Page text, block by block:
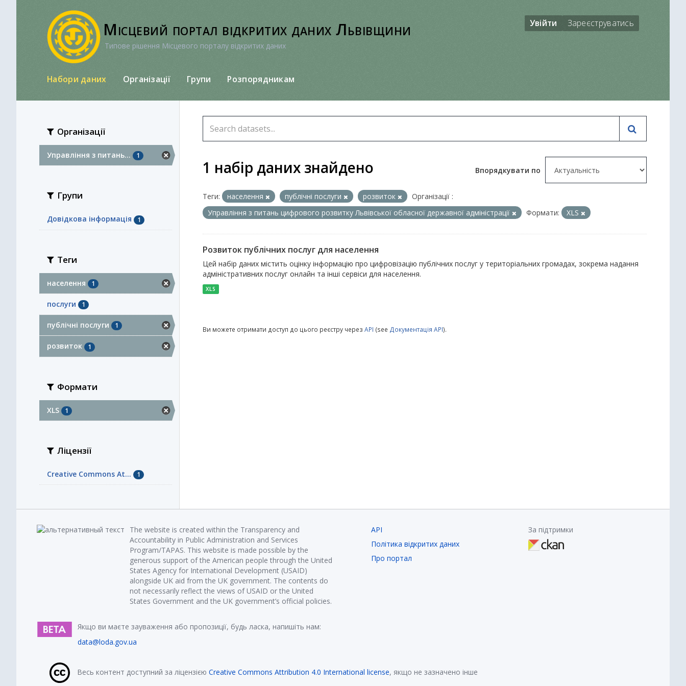
Місцевий портал відкритих даних Львівщини
Типове рішення Місцевого порталу відкритих даних
Увійти Зареєструватись
Набори даних Організації Групи Розпорядникам
Організації
Управління з питань... 1
Групи
Довідкова інформація 1
Теги
населення 1
послуги 1
публічні послуги 1
розвиток 1
Формати
XLS 1
Ліцензії
Creative Commons At... 1
Впорядкувати по
1 набір даних знайдено
Теги: населення публічні послуги розвиток
Організації :
Управління з питань цифрового розвитку Львівської обласної державної адміністрації
Формати: XLS
Розвиток публічних послуг для населення
Цей набір даних містить оцінку інформацію про цифровізацію публічних послуг у територіальних громадах, зокрема надання
адміністративних послуг онлайн та інші сервіси для населення.
XLS
Ви можете отримати доступ до цього реєстру через API (see Документація API).
The website is created within the Transparency and
Accountability in Public Administration and Services
Program/TAPAS. This website is made possible by the
generous support of the American people through the United
States Agency for International Development (USAID)
alongside UK aid from the UK government. The contents do
not necessarily reflect the views of USAID or the United
States Government and the UK government’s official policies.
Якщо ви маєте зауваження або пропозиції, будь ласка, напишіть нам:
data@loda.gov.ua
API
Політика відкритих даних
Про портал
За підтримки
Весь контент доступний за ліцензією Creative Commons Attribution 4.0 International license, якщо не зазначено інше